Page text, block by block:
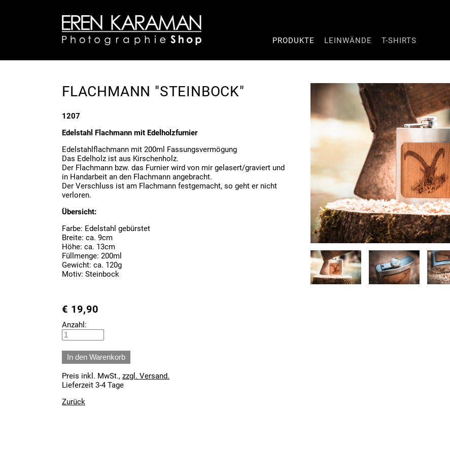
Navigation
PRODUKTE LEINWÄNDE T-SHIRTS
FLACHMANN "STEINBOCK"
1207
Edelstahl Flachmann mit Edelholzfurnier
Edelstahlflachmann mit 200ml Fassungsvermögung
Das Edelholz ist aus Kirschenholz.
Der Flachmann bzw. das Furnier wird von mir gelasert/graviert und
in Handarbeit an den Flachmann angebracht.
Der Verschluss ist am Flachmann festgemacht, so geht er nicht
verloren.
Übersicht:
Farbe: Edelstahl gebürstet
Breite: ca. 9cm
Höhe: ca. 13cm
Füllmenge: 200ml
Gewicht: ca. 120g
Motiv: Steinbock
€ 19,90
Anzahl:
Preis inkl. MwSt., zzgl. Versand.
Lieferzeit 3-4 Tage
Zurück